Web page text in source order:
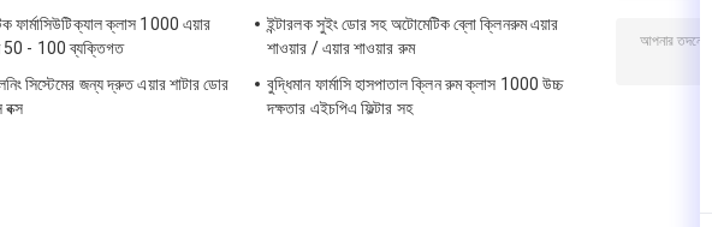
ফার্মাসিউটিক্যাল ক্লাস 1000 এয়ার
50 - 100 ব্যক্তিগত
সিস্টেমের জন্য দ্রুত এয়ার শাটার ডোর
ইন্টারলক সুইং ডোর সহ অটোমেটিক ব্লো ক্লিনরুম এয়ার
শাওয়ার / এয়ার শাওয়ার রুম
বুদ্ধিমান ফার্মাসি হাসপাতাল ক্লিন রুম ক্লাস 1000 উচ্চ
দক্ষতার এইচপিএ ফিল্টার সহ